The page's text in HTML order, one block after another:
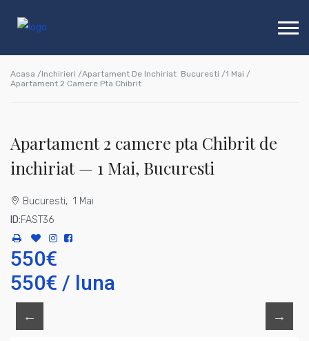
Acasa /Inchirieri /Apartament De Inchiriat Bucuresti /1 Mai /
Apartament 2 Camere Pta Chibrit
Apartament 2 camere pta Chibrit de
inchiriat — 1 Mai, Bucuresti
Bucuresti, 1 Mai
ID:FAST36
550€
550€ / luna